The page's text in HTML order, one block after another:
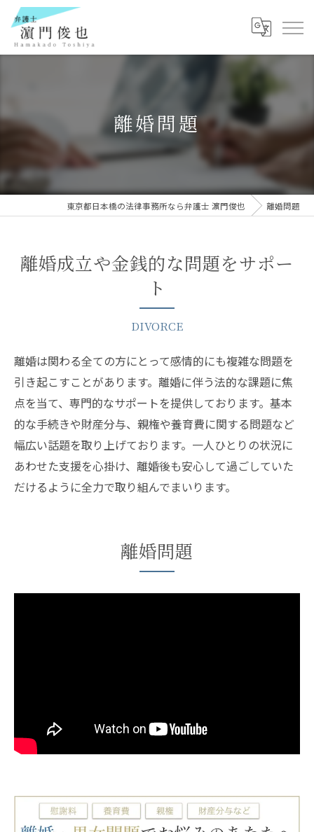
離婚問題
東京都日本橋の法律事務所なら弁護士 濵門俊也 離婚問題
離婚成立や金銭的な問題をサポー
ト
DIVORCE
離婚は関わる全ての方にとって感情的にも複雑な問題を
引き起こすことがあります。離婚に伴う法的な課題に焦
点を当て、専門的なサポートを提供しております。基本
的な手続きや財産分与、親権や養育費に関する問題など
幅広い話題を取り上げております。一人ひとりの状況に
あわせた支援を心掛け、離婚後も安心して過ごしていた
だけるように全力で取り組んでまいります。
離婚問題